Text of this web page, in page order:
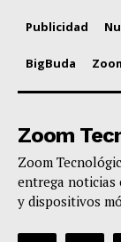
Publicidad
BigBuda
Zoom
Zoom
entrega noticias
y dispositivos